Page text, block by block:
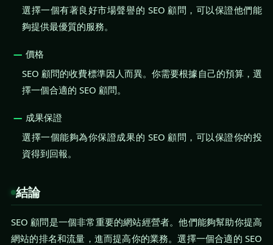
選擇一個有著良好市場聲譽的 SEO 顧問，可以保證他們能
夠提供最優質的服務。
價格
SEO 顧問的收費標準因人而異。你需要根據自己的預算，選
擇一個合適的 SEO 顧問。
成果保證
選擇一個能夠為你保證成果的 SEO 顧問，可以保證你的投
資得到回報。
結論
SEO 顧問是一個非常重要的網站經營者。他們能夠幫助你提高
網站的排名和流量，進而提高你的業務。選擇一個合適的 SEO